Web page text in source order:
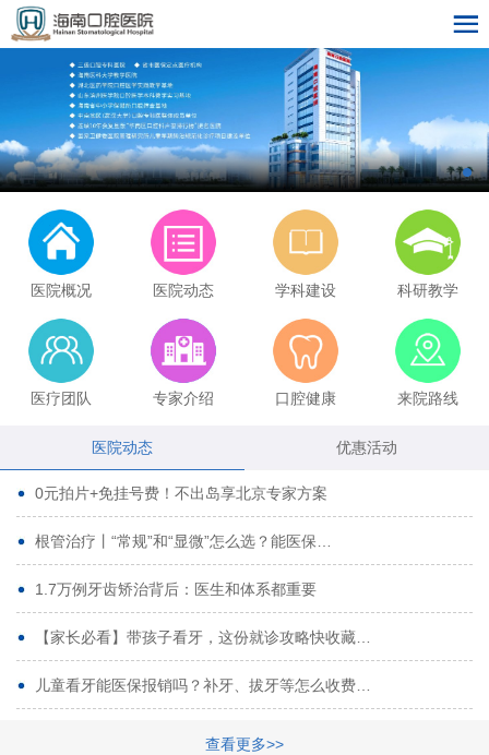
医院概况 医院动态 学科建设 科研教学
医疗团队 专家介绍 口腔健康 来院路线
医院动态 优惠活动
0元拍片+免挂号费！不出岛享北京专家方案
根管治疗丨“常规”和“显微”怎么选？能医保…
1.7万例牙齿矫治背后：医生和体系都重要
【家长必看】带孩子看牙，这份就诊攻略快收藏…
儿童看牙能医保报销吗？补牙、拔牙等怎么收费…
查看更多>>